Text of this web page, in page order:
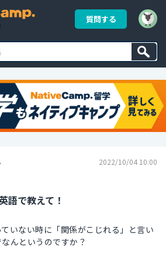
質問する
2022/10/04 10:00
語で教えて！
いない時に「関係がこじれる」と言い
んというのですか？